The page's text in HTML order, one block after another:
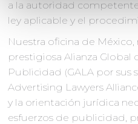
a la autoridad
ley aplicable y el
Nuestra oficina de
prestigiosa Alianza Global
Publicidad (GALA por sus
Advertising Lawyers
y la orientación jurídica
esfuerzos de publicidad,